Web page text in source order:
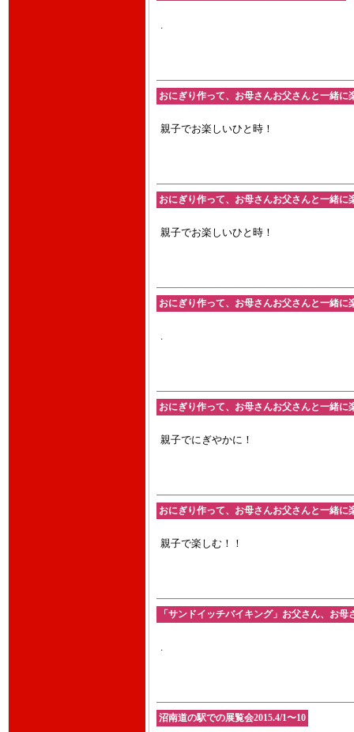
.
おにぎり作って、お母さんお父さんと一緒
親子でお楽しいひと時！
おにぎり作って、お母さんお父さんと一緒
親子でお楽しいひと時！
おにぎり作って、お母さんお父さんと一緒
.
おにぎり作って、お母さんお父さんと一緒
親子でにぎやかに！
おにぎり作って、お母さんお父さんと一緒
親子で楽しむ！！
「サンドイッチバイキング」お父さん、
.
沼南道の駅での展覧会2015.4/1〜10